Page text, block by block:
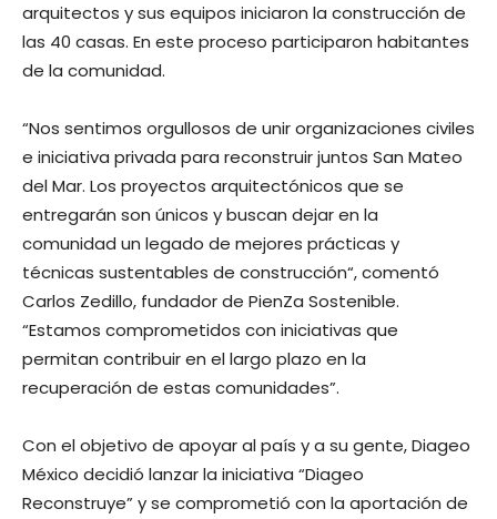
arquitectos y sus equipos iniciaron la construcción de
las 40 casas. En este proceso participaron habitantes
de la comunidad.
“Nos sentimos orgullosos de unir organizaciones civiles
e iniciativa privada para reconstruir juntos San Mateo
del Mar. Los proyectos arquitectónicos que se
entregarán son únicos y buscan dejar en la
comunidad un legado de mejores prácticas y
técnicas sustentables de construcción“, comentó
Carlos Zedillo, fundador de PienZa Sostenible.
“Estamos comprometidos con iniciativas que
permitan contribuir en el largo plazo en la
recuperación de estas comunidades”.
Con el objetivo de apoyar al país y a su gente, Diageo
México decidió lanzar la iniciativa “Diageo
Reconstruye” y se comprometió con la aportación de